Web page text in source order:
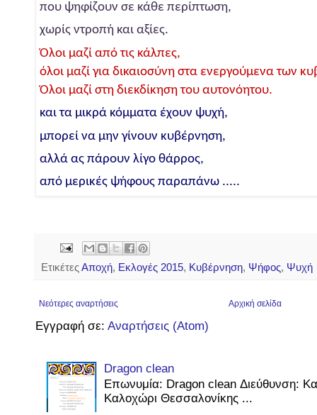
που ψηφίζουν σε κάθε περίπτωση,
χωρίς ντροπή και αξίες.
Όλοι μαζί από τις κάλπες,
όλοι μαζί για δικαιοσύνη στα ενεργούμενα των
Όλοι μαζί στη διεκδίκηση του αυτονόητου.
και τα μικρά κόμματα έχουν ψυχή,
μπορεί να μην γίνουν κυβέρνηση,
αλλά ας πάρουν λίγο θάρρος,
από μερικές ψήφους παραπάνω .....
ΕτικέτεςΑποχή, Εκλογές 2015, Κυβέρνηση, Ψήφος, Ψυχή
Νεότερες αναρτήσεις Αρχική σελίδα
Εγγραφή σε: Αναρτήσεις (Atom)
Dragon clean
Επωνυμία: Dragon clean Διεύθυνση:
Καλοχώρι Θεσσαλονίκης ...